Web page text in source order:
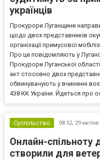
українців
Прокурори Луганщини
щодо двох представників
організації примусової
Про це повідомляють у
Прокурори Луганської
акт стосовно двох
обвинувачують у вчиненні
438 КК України. Йдеться про
Суспільство 08:52, 29 квітня
Онлайн-спільноту
створили для